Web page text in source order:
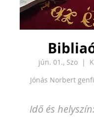
jún. 01., Szo
  |
Jónás Norbert
Idő és